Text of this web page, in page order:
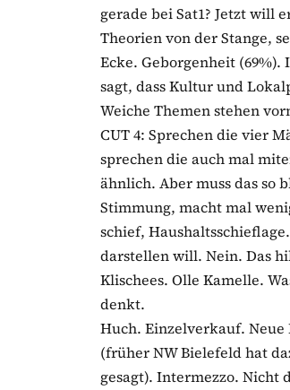
gerade bei Sat1? Jetzt will
Theorien von der Stange,
Ecke. Geborgenheit
sagt, dass Kultur und
Weiche Themen stehen
CUT 4: Sprechen die vier
sprechen die auch mal
ähnlich. Aber muss das so
Stimmung, macht mal
schief,
darstellen will. Nein. Das
Klischees. Olle Kamelle.
denkt.
Huch. Einzelverkauf.
(früher NW Bielefeld hat
gesagt). Intermezzo. Nicht